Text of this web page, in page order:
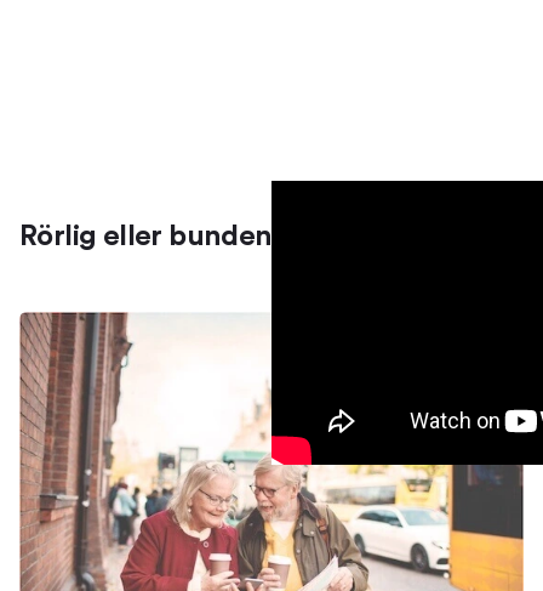
Rörlig eller bunden ränta